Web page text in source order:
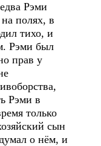
Рэми
полях, в
тихо, и
Рэми был
прав у
Рэми в
только
сын
о нём, и